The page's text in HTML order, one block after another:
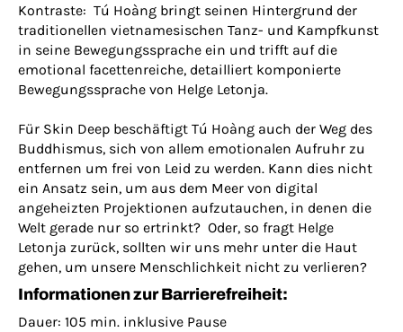
Kontraste: Tú Hoàng bringt seinen Hintergrund der
traditionellen vietnamesischen Tanz- und Kampfkunst
in seine Bewegungssprache ein und trifft auf die
emotional facettenreiche, detailliert komponierte
Bewegungssprache von Helge Letonja.
Für Skin Deep beschäftigt Tú Hoàng auch der Weg des
Buddhismus, sich von allem emotionalen Aufruhr zu
entfernen um frei von Leid zu werden. Kann dies nicht
ein Ansatz sein, um aus dem Meer von digital
angeheizten Projektionen aufzutauchen, in denen die
Welt gerade nur so ertrinkt? Oder, so fragt Helge
Letonja zurück, sollten wir uns mehr unter die Haut
gehen, um unsere Menschlichkeit nicht zu verlieren?
Informationen zur Barrierefreiheit:
Dauer: 105 min. inklusive Pause